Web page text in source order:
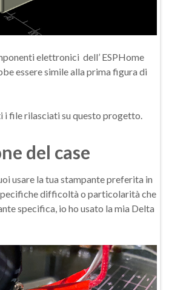
elettronici dell’ ESPHome
essere simile alla prima figura di
i file rilasciati su questo progetto.
del case
usare la tua stampante preferita in
difficoltà o particolarità che
specifica, io ho usato la mia Delta